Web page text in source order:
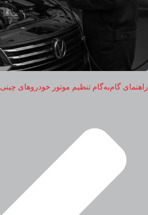
راهنمای گام‌به‌گام تنظیم موتور خودروهای چینی